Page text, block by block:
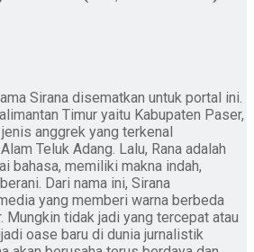
Sirana disematkan untuk portal ini.
Timur yaitu Kabupaten Paser,
anggrek yang terkenal
Teluk Adang. Lalu, Rana adalah
bahasa, memiliki makna indah,
Dari nama ini, Sirana
yang memberi warna berbeda
Mungkin tidak jadi yang tercepat atau
oase baru di dunia jurnalistik